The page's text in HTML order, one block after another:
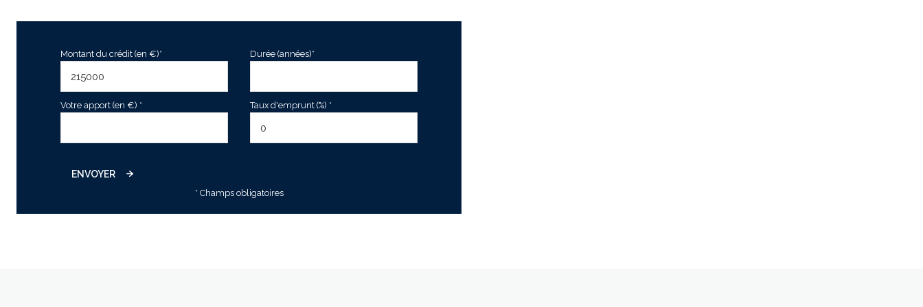
Montant du crédit (en €)* Durée (années)*
Votre apport (en €) * Taux d'emprunt (%) *
ENVOYER
* Champs obligatoires